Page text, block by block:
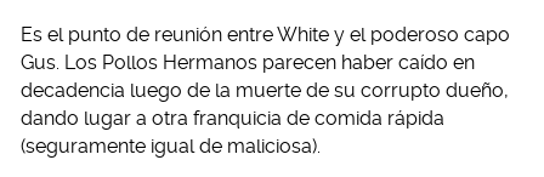
Es el punto de reunión entre White y el poderoso capo
Gus. Los Pollos Hermanos parecen haber caído en
decadencia luego de la muerte de su corrupto dueño,
dando lugar a otra franquicia de comida rápida
(seguramente igual de maliciosa).